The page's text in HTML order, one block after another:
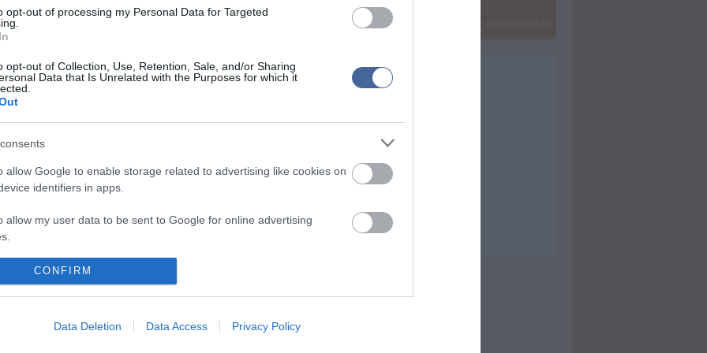
opt-out of processing my Personal Data for Targeted
opt-out of Collection, Use, Retention, Sale, and/or Sharing
Data that Is Unrelated with the Purposes for which it
allow Google to enable storage related to advertising like cookies on
identifiers in apps.
allow my user data to be sent to Google for online advertising
allow Google to send me personalized advertising.
identifiers in apps.
CONFIRM
Data Deletion Data Access Privacy Policy
ruháját tervezgette, amikor lefújták az esküvőt a
hogy sokáig marad pártában, hiszen udvarlói
Gyönyörű külsejéért a
írások:
Brook levetkőzött a J magazinnak!
Brook dögös teste csili-viliben!
esküvő: Billy Zane elveszi Kelly Brook-ot
Kelly Brook - meg is látszik...
Mit szólsz? Ide minden baromságot...
2022.03.29 16:06